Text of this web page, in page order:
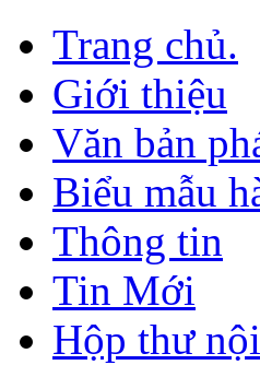
Trang chủ.
Giới thiệu
Văn bản
Biểu mẫu
Thông tin
Tin Mới
Hộp thư